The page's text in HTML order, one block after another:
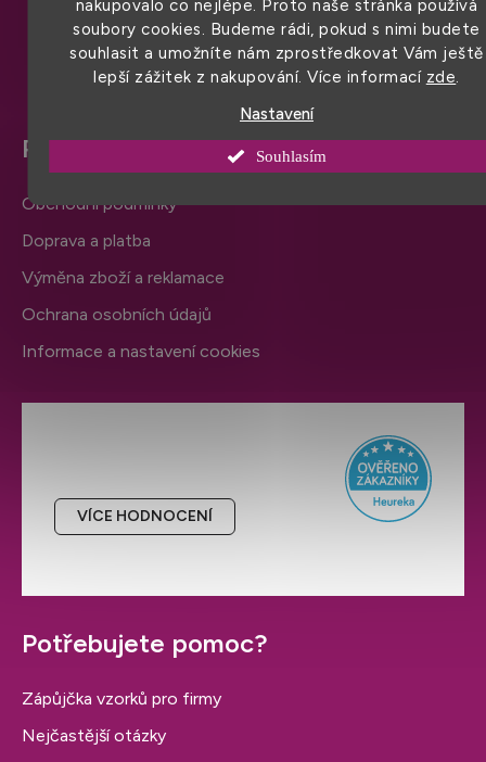
nakupovalo co nejlépe. Proto naše stránka používá
soubory cookies. Budeme rádi, pokud s nimi budete
souhlasit a umožníte nám zprostředkovat Vám ještě
lepší zážitek z nakupování. Více informací zde
Nastavení
Souhlasím
VÍCE HODNOCENÍ
Pro snadný nákup
Obchodní podmínky
Doprava a platba
Výměna zboží a reklamace
Ochrana osobních údajů
Informace a nastavení cookies
Potřebujete pomoc?
Zápůjčka vzorků pro firmy
Nejčastější otázky